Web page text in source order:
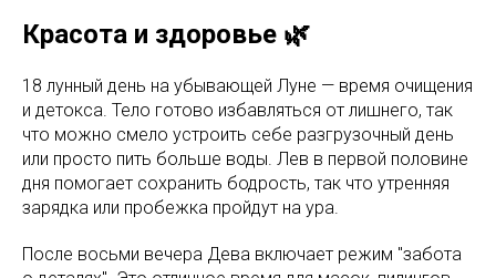
Красота и здоровье 🌿
18 лунный день на убывающей Луне — время очищения
и детокса. Тело готово избавляться от лишнего, так
что можно смело устроить себе разгрузочный день
или просто пить больше воды. Лев в первой половине
дня помогает сохранить бодрость, так что утренняя
зарядка или пробежка пройдут на ура.
После восьми вечера Дева включает режим "забота